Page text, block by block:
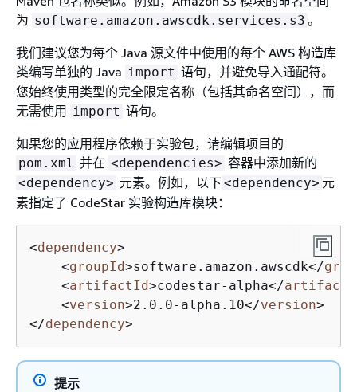
为 software.amazon.awscdk.services.s3 。
我们建议您为每个 Java 源文件中使用的每个 AWS 构造库
类编写单独的 Java import 语句，并避免导入通配符。
您始终使用类型的完全限定名称（包括其命名空间），而
无需使用 import 语句。
如果您的应用程序依赖于实验包，请编辑项目的
pom.xml 并在 <dependencies> 容器中添加新的
<dependency> 元素。例如，以下<dependency> 元
素指定了 CodeStar 实验构造库模块：
<dependency>
<groupId>software.amazon.awscdk</
<artifactId>codestar-alpha</
<version>2.0.0-alpha.10</version>
</dependency>
提示